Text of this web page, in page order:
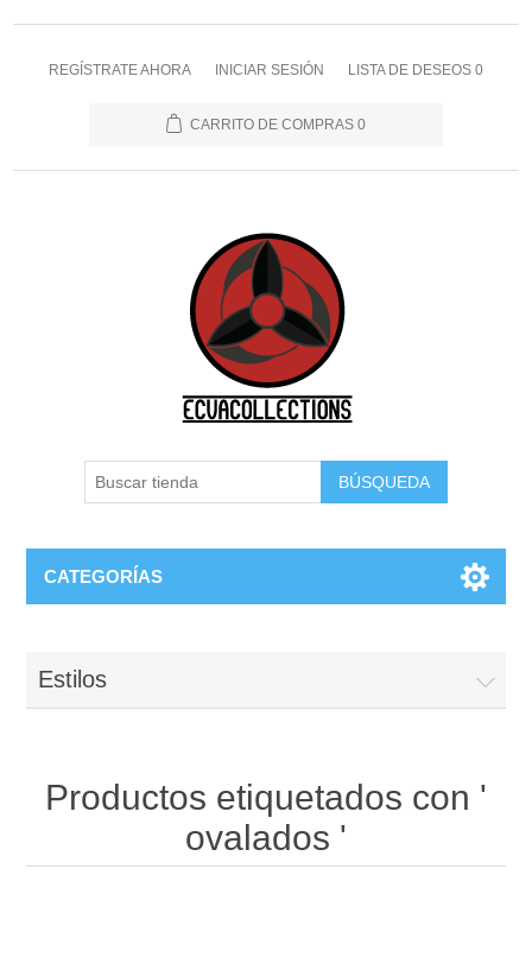
REGÍSTRATE AHORA INICIAR SESIÓN LISTA DE DESEOS 0
CARRITO DE COMPRAS 0
BÚSQUEDA
CATEGORÍAS
Estilos
Productos etiquetados con '
ovalados '